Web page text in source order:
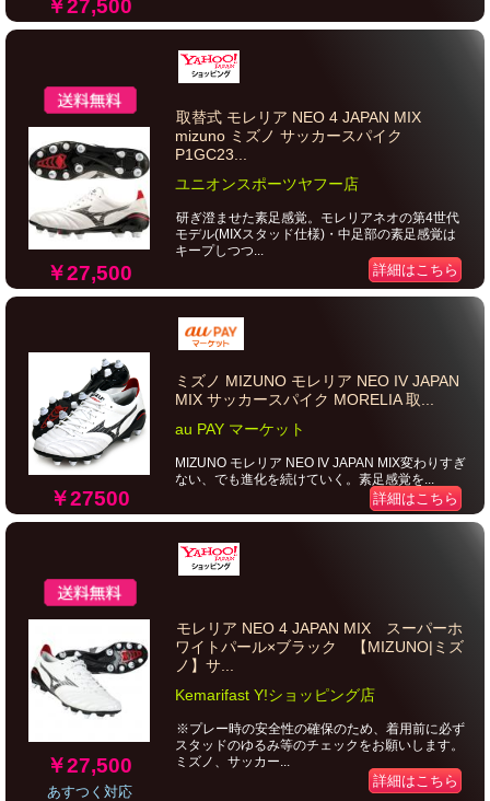
￥27,500
￥27,500
取替式 モレリア NEO 4 JAPAN MIX
mizuno ミズノ サッカースパイク
P1GC23...
ユニオンスポーツヤフー店
研ぎ澄ませた素足感覚。モレリアネオの第4世代
モデル(MIXスタッド仕様)・中足部の素足感覚は
キープしつつ...
詳細はこちら
￥27500
ミズノ MIZUNO モレリア NEO IV JAPAN
MIX サッカースパイク MORELIA 取...
au PAY マーケット
MIZUNO モレリア NEO IV JAPAN MIX変わりすぎ
ない、でも進化を続けていく。素足感覚を...
詳細はこちら
￥27,500
あすつく対応
モレリア NEO 4 JAPAN MIX スーパーホ
ワイトパール×ブラック 【MIZUNO|ミズ
ノ】サ...
Kemarifast Y!ショッピング店
※プレー時の安全性の確保のため、着用前に必ず
スタッドのゆるみ等のチェックをお願いします。
ミズノ、サッカー...
詳細はこちら